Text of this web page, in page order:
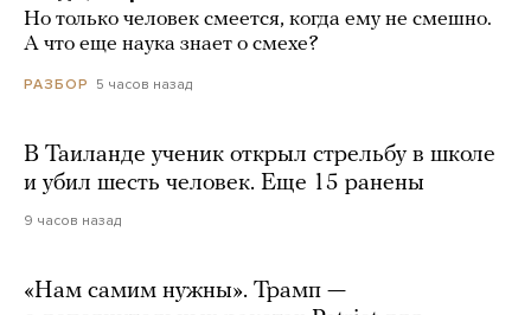
Но только человек смеется, когда ему не смешно.
А что еще наука знает о смехе?
РАЗБОР 5 часов назад
В Таиланде ученик открыл стрельбу в школе
и убил шесть человек. Еще 15 ранены
9 часов назад
«Нам самим нужны». Трамп —